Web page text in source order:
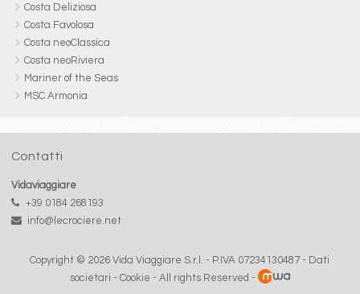
Costa Deliziosa
Costa Favolosa
Costa neoClassica
Costa neoRiviera
Mariner of the Seas
MSC Armonia
Contatti
Vidaviaggiare
+39 0184 268193
info@lecrociere.net
Copyright © 2026 Vida Viaggiare S.r.l. - P.IVA 07234130487 - Dati
societari - Cookie - All rights Reserved -